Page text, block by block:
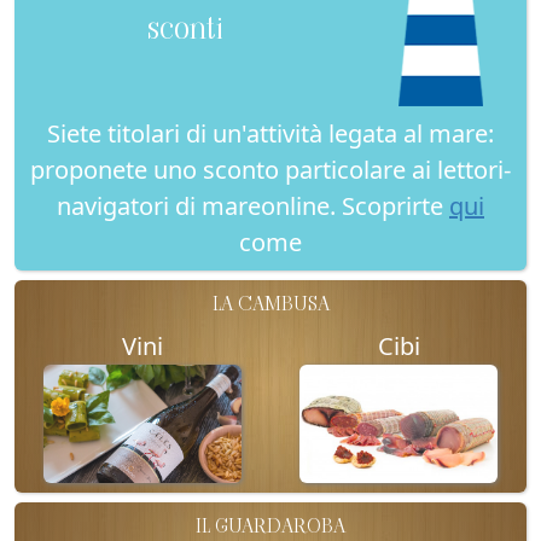
sconti
Siete titolari di un'attività legata al mare:
proponete uno sconto particolare ai lettori-
navigatori di mareonline. Scoprirte qui
come
LA CAMBUSA
Vini Cibi
IL GUARDAROBA